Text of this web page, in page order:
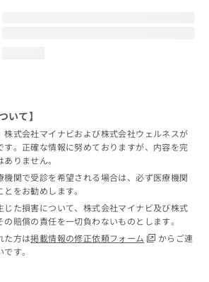
いて】
株式会社マイナビおよび株式会社ウェルネスが
す。正確な情報に努めておりますが、内容を完
りません。
機関で受診を希望される場合は、必ず医療機関
をお勧めします。
じた損害について、株式会社マイナビ及び株式
賠償の責任を一切負わないものとします。
た方は掲載情報の修正依頼フォーム
からご連
す。